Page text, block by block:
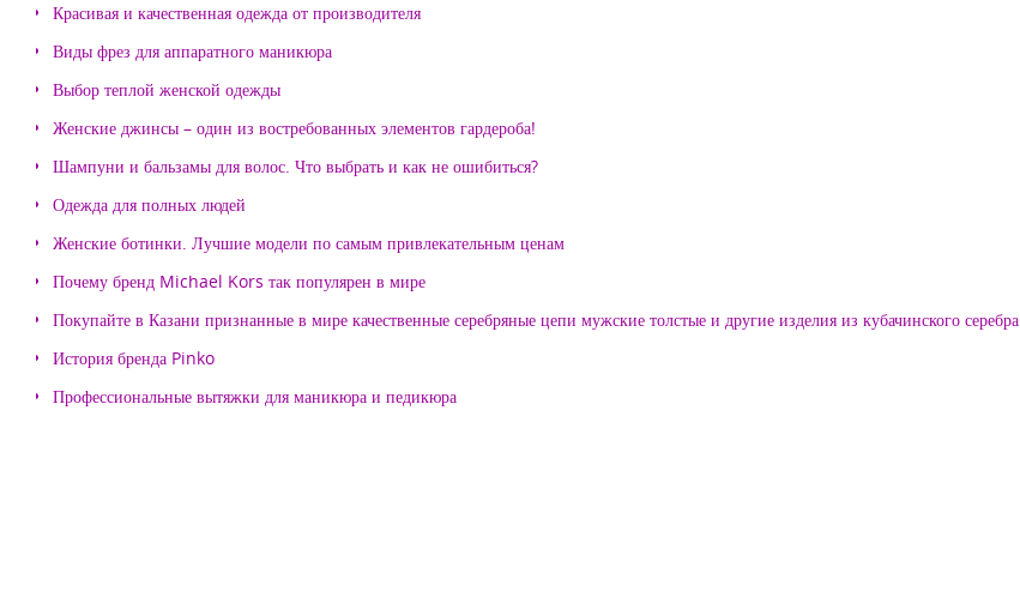
Красивая и качественная одежда от производителя
Виды фрез для аппаратного маникюра
Выбор теплой женской одежды
Женские джинсы – один из востребованных элементов гардероба!
Шампуни и бальзамы для волос. Что выбрать и как не ошибиться?
Одежда для полных людей
Женские ботинки. Лучшие модели по самым привлекательным ценам
Почему бренд Michael Kors так популярен в мире
Покупайте в Казани признанные в мире качественные серебряные цепи мужские толстые и другие изделия из кубачинского серебра
История бренда Pinko
Профессиональные вытяжки для маникюра и педикюра